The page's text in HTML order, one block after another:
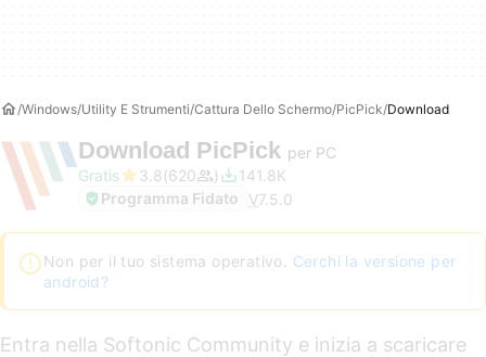
Windows Utility E Strumenti Cattura Dello Schermo PicPick Download
Download PicPick per PC
Gratis
3.8 620
141.8K
Programma Fidato
V7.5.0
Non per il tuo sistema operativo. Cerchi la versione per
android?
Entra nella Softonic Community e inizia a scaricare